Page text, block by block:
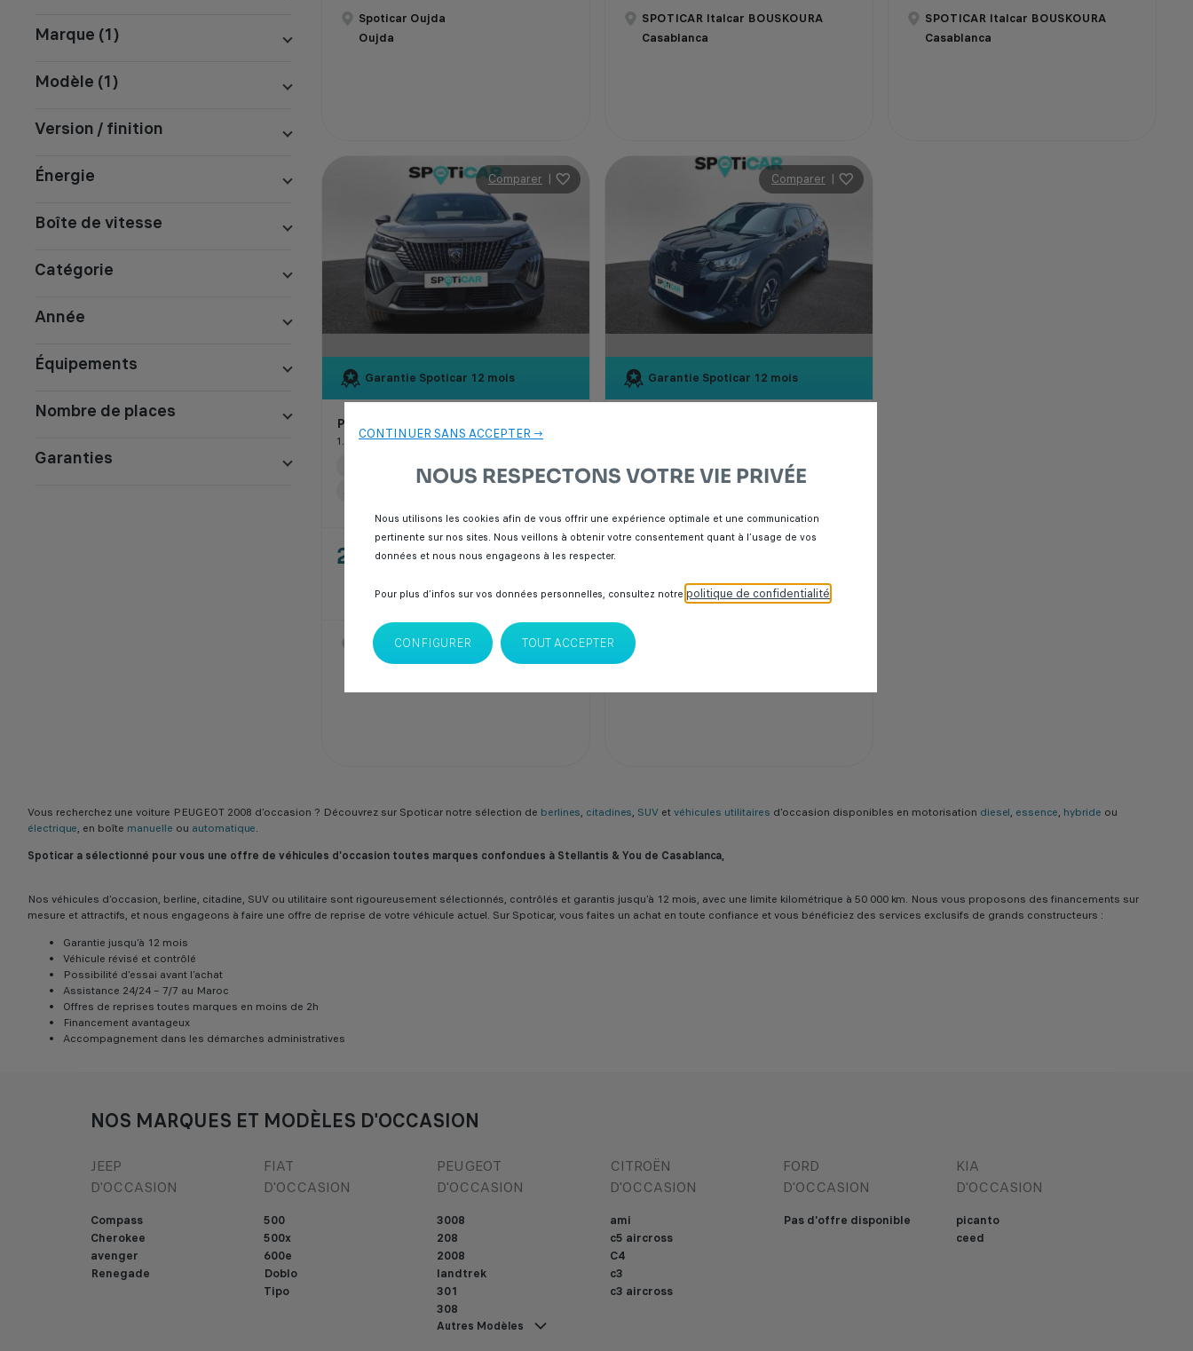
Marque (1)
Modèle (1)
Version / finition
Énergie
Boîte de vitesse
Catégorie
Année
Équipements
Nombre de places
Garanties
Spoticar Oujda
Oujda
SPOTICAR Italcar BOUSKOURA
Casablanca
SPOTICAR Italcar BOUSKOURA
Casablanca
Comparer |
Garantie Spoticar 12 mois
Peugeot 2008
1.2 PURETECH 136 MHEV AT GT
Essence
2025
Automatique
279 000 Dhs
Spoticar Longchamp
Casablanca
Comparer |
Garantie Spoticar 12 mois
89 000 km Diesel
2022
239 000 Dhs
Vous recherchez une voiture PEUGEOT 2008 d’occasion ? Découvrez sur Spoticar notre sélection de berlines, citadines, SUV etvéhicules utilitaires d'occasion disponibles en motorisation diesel, essence, hybride ou
électrique, en boîte manuelle ou automatique.
Spoticar a sélectionné pour vous une offre de véhicules d'occasion toutes marques confondues à Stellantis & You de Casablanca,
Nos véhicules d’occasion, berline, citadine, SUV ou utilitaire sont rigoureusement sélectionnés, contrôlés et garantis jusqu’à 12 mois, avec une limite kilométrique à 50 000 km. Nous vous proposons des financements sur
mesure et attractifs, et nous engageons à faire une offre de reprise de votre véhicule actuel. Sur Spoticar, vous faites un achat en toute confiance et vous bénéficiez des services exclusifs de grands constructeurs :
Garantie jusqu’à 12 mois
Véhicule révisé et contrôlé
Possibilité d’essai avant l’achat
Assistance 24/24 – 7/7 au Maroc
Offres de reprises toutes marques en moins de 2h
Financement avantageux
Accompagnement dans les démarches administratives
NOS MARQUES ET MODÈLES D'OCCASION
JEEP
D'OCCASION
Compass
Cherokee
avenger
Renegade
FIAT
D'OCCASION
500
500x
600e
Doblo
Tipo
PEUGEOT
D'OCCASION
3008
208
2008
landtrek
301
308
Autres Modèles
CITROËN
D'OCCASION
ami
c5 aircross
C4
c3
c3 aircross
FORD
D'OCCASION
Pas d'offre disponible
KIA
D'OCCASION
picanto
ceed
CONTINUER SANS ACCEPTER →
NOUS RESPECTONS VOTRE VIE PRIVÉE
Nous utilisons les cookies afin de vous offrir une expérience optimale et une communication
pertinente sur nos sites. Nous veillons à obtenir votre consentement quant à l’usage de vos
données et nous nous engageons à les respecter.
Pour plus d’infos sur vos données personnelles, consultez notre politique de confidentialité
CONFIGURER TOUT ACCEPTER